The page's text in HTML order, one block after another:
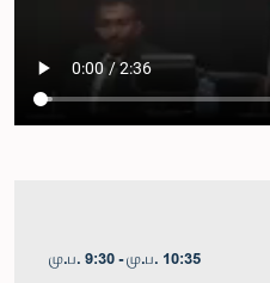
மு.ப. 9:30 - மு.ப. 10:35